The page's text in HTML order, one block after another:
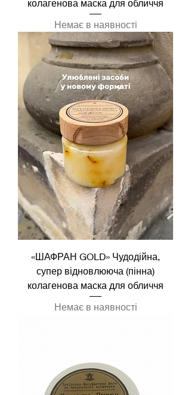
колагенова маска для обличчя
Немає в наявності
«ШАФРАН GOLD» Чудодійна,
супер відновлююча (пінна)
колагенова маска для обличчя
Немає в наявності